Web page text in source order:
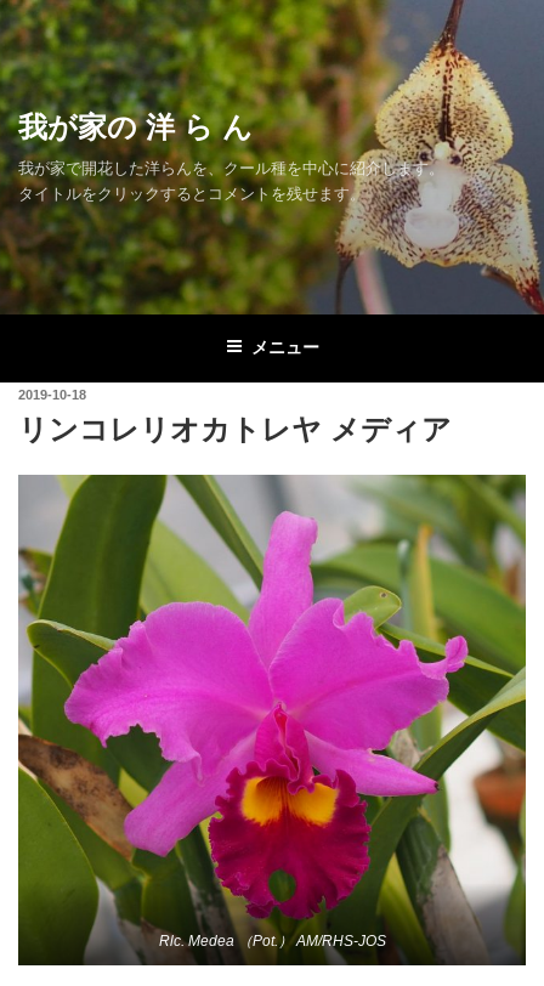
コ
ン
テ
ン
ツ
へ
ス
ッ
プ
我が家の 洋 ら ん
我が家で開花した洋らんを、クール種を中心に紹介します。
タイトルをクリックするとコメントを残せます。
メニュー
投
稿
日:
2019-10-18
リンコレリオカトレヤ メディア
Rlc. Medea （Pot.） AM/RHS-JOS